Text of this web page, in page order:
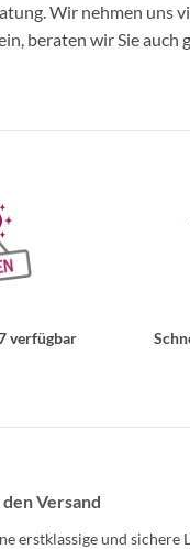
Wir nehmen uns
beraten wir Sie auch
verfügbar
Versand
erstklassige und sichere